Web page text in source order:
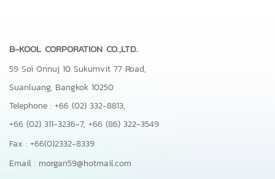
B-KOOL CORPORATION CO.,LTD.
59 Soi Onnuj 10 Sukumvit 77 Road,
Suanluang, Bangkok 10250
Telephone : +66 (02) 332-8813,
+66 (02) 311-3236-7, +66 (86) 322-3549
Fax : +66(0)2332-8339
Email : morgan59@hotmail.com